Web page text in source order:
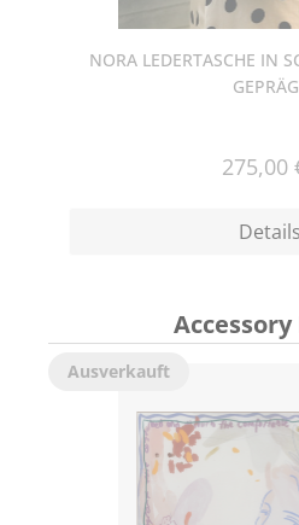
NORA LEDERTASCHE IN
275,00
Details
Ausverkauft